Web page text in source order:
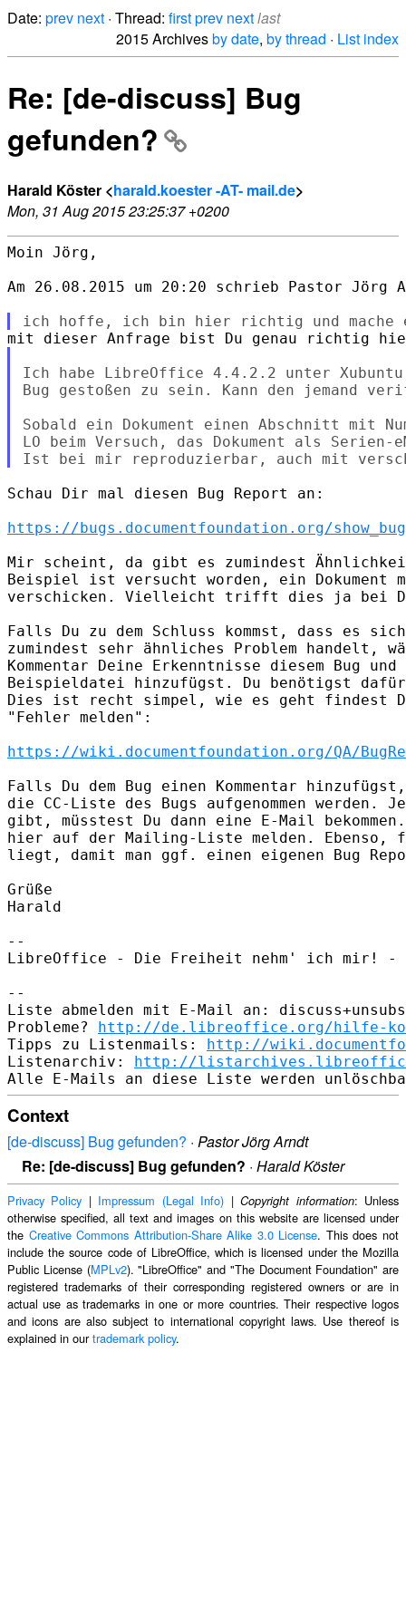
Date: prev next · Thread: firstprev nextlast
2015 Archivesby date, by thread · List index
Re: [de-discuss] Bug
gefunden?
Harald Köster <harald.koester -AT- mail.de>
Mon, 31 Aug 2015 23:25:37 +0200
Moin Jörg,
Am 26.08.2015 um 20:20 schrieb Pastor Jörg
Ich habe LibreOffice 4.4.2.2 unter
Bug gestoßen zu sein. Kann den jemand
Sobald ein Dokument einen Abschnitt mit
LO beim Versuch, das Dokument als
Schau Dir mal diesen Bug Report an:
https://bugs.documentfoundation.org/
Mir scheint, da gibt es zumindest
Beispiel ist versucht worden, ein Dokument
verschicken. Vielleicht trifft dies ja bei
Falls Du zu dem Schluss kommst, dass es
zumindest sehr ähnliches Problem handelt,
Kommentar Deine Erkenntnisse diesem Bug
Beispieldatei hinzufügst. Du benötigst
Dies ist recht simpel, wie es geht findest
"Fehler melden":
https://wiki.documentfoundation.org/QA/
Falls Du dem Bug einen Kommentar
die CC-Liste des Bugs aufgenommen werden.
gibt, müsstest Du dann eine E-Mail
hier auf der Mailing-Liste melden. Ebenso,
liegt, damit man ggf. einen eigenen Bug
Grüße
Harald
--
LibreOffice - Die Freiheit nehm' ich mir! -
--
Liste abmelden mit E-Mail an:
Probleme? http://de.libreoffice.org/hilfe-
Tipps zu Listenmails: http://
Listenarchiv: http://
Context
[de-discuss] Bug gefunden? · Pastor Jörg Arndt
Re: [de-discuss] Bug gefunden? · Harald Köster
Privacy Policy | Impressum (Legal Info) |Copyright information: Unless
otherwise specified, all text and images on this website are licensed under
the Creative Commons Attribution-Share Alike 3.0 License. This does not
include the source code of LibreOffice, which is licensed under the Mozilla
Public License (MPLv2). "LibreOffice" and "The Document Foundation" are
registered trademarks of their corresponding registered owners or are in
actual use as trademarks in one or more countries. Their respective logos
and icons are also subject to international copyright laws. Use thereof is
explained in ourtrademark policy.